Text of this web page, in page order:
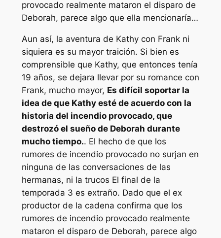
provocado realmente mataron el disparo de
Deborah, parece algo que ella mencionaría…
Aun así, la aventura de Kathy con Frank ni
siquiera es su mayor traición. Si bien es
comprensible que Kathy, que entonces tenía
19 años, se dejara llevar por su romance con
Frank, mucho mayor, Es difícil soportar la
idea de que Kathy esté de acuerdo con la
historia del incendio provocado, que
destrozó el sueño de Deborah durante
mucho tiempo.. El hecho de que los
rumores de incendio provocado no surjan en
ninguna de las conversaciones de las
hermanas, ni la trucos El final de la
temporada 3 es extraño. Dado que el ex
productor de la cadena confirma que los
rumores de incendio provocado realmente
mataron el disparo de Deborah, parece algo